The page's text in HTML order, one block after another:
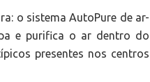
o sistema AutoPure de ar-
e purifica o ar dentro do
presentes nos centros